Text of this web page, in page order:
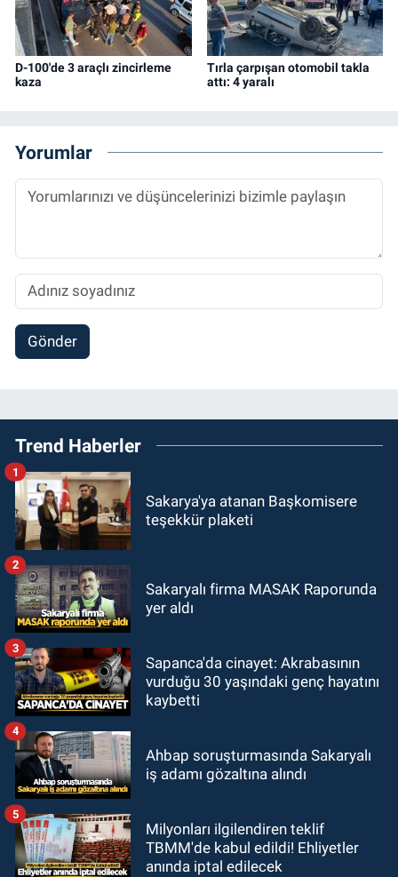
D-100'de 3 araçlı zincirleme
kaza
Tırla çarpışan otomobil takla
attı: 4 yaralı
Yorumlar
Gönder
Trend Haberler
Sakarya'ya atanan Başkomisere
teşekkür plaketi
1
Sakaryalı firma MASAK Raporunda
yer aldı
2
Sapanca'da cinayet: Akrabasının
vurduğu 30 yaşındaki genç hayatını
kaybetti
3
Ahbap soruşturmasında Sakaryalı
iş adamı gözaltına alındı
4
Milyonları ilgilendiren teklif
TBMM'de kabul edildi! Ehliyetler
anında iptal edilecek
5